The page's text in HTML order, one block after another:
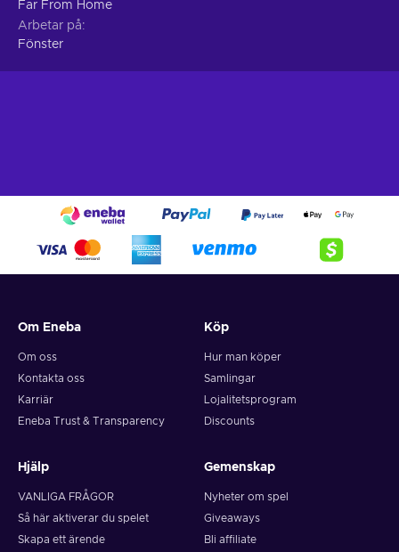
Far From Home
Arbetar på
Fönster
Om Eneba
Om oss
Kontakta oss
Karriär
Eneba Trust & Transparency
Köp
Hur man köper
Samlingar
Lojalitetsprogram
Discounts
Hjälp
VANLIGA FRÅGOR
Så här aktiverar du spelet
Skapa ett ärende
Gemenskap
Nyheter om spel
Giveaways
Bli affiliate